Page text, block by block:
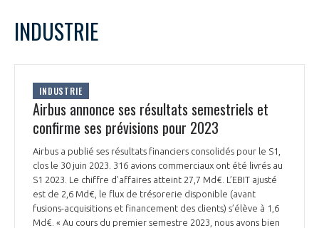
PRÉSENTATION
NOTRE VISION
NOS MISSIONS
NOTRE HISTOIRE
ORGANISATION
LE CONSEIL DU GIFAS
L’ÉQUIPE DU GIFAS
FONCTIONNEMENT
GEADS
ACCOMPAGNEMENT DE NOS ADHÉRENTS
L
1
2
15
18 20 21
31
INDUSTRIE
INDUSTRIE
Airbus annonce ses résultats semestriels et
confirme ses prévisions pour 2023
Airbus a publié ses résultats financiers consolidés pour le S1,
clos le 30 juin 2023. 316 avions commerciaux ont été livrés au
S1 2023. Le chiffre d'affaires atteint 27,7 Md€. L’EBIT ajusté
est de 2,6 Md€, le flux de trésorerie disponible (avant
fusions-acquisitions et financement des clients) s’élève à 1,6
Md€. « Au cours du premier semestre 2023, nous avons bien
Rejoignez une filière d’excellence et développez